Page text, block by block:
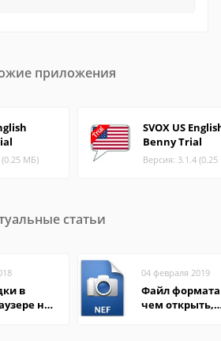
приложения
(0.25 МБ)
SVOX US
Benny Trial
Версия: 3.1.4
статьи
в
на
04 февраля 2019
Файл формата
чем открыть,